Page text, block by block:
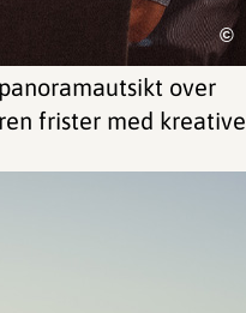
©
over
frister med kreative